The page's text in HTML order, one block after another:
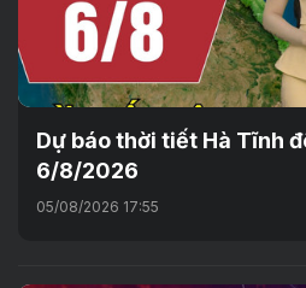
Dự báo thời tiết Hà Tĩnh
6/8/2026
05/08/2026 17:55